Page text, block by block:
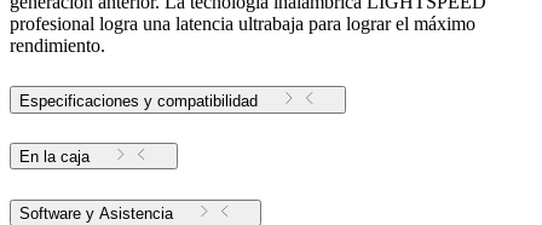
profesional logra una latencia ultrabaja para lograr el máximo
rendimiento.
Especificaciones y compatibilidad
En la caja
Software y Asistencia